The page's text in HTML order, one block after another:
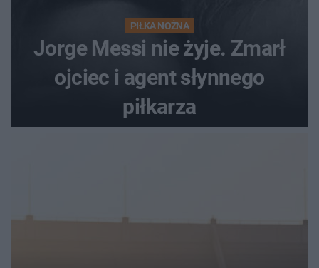
PIŁKA NOŻNA
Jorge Messi nie żyje. Zmarł
ojciec i agent słynnego
piłkarza